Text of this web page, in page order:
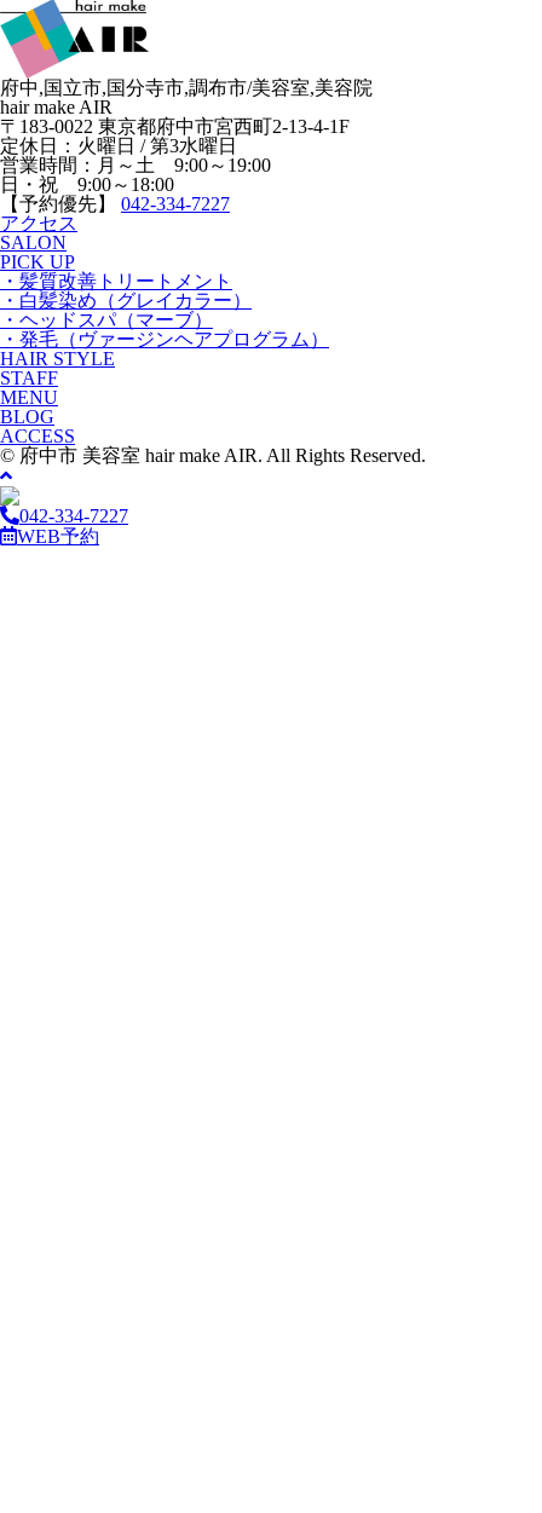
府中,国立市,国分寺市,調布市/美容室,美容院
hair make AIR
〒183-0022 東京都府中市宮西町2-13-4-1F
定休日：火曜日 / 第3水曜日
営業時間：月～土 9:00～19:00
日・祝 9:00～18:00
【予約優先】 042-334-7227
アクセス
SALON
PICK UP
・髪質改善トリートメント
・白髪染め（グレイカラー）
・ヘッドスパ（マーブ）
・発毛（ヴァージンヘアプログラム）
HAIR STYLE
STAFF
MENU
BLOG
ACCESS
© 府中市 美容室 hair make AIR. All Rights Reserved.
042-334-7227
WEB予約